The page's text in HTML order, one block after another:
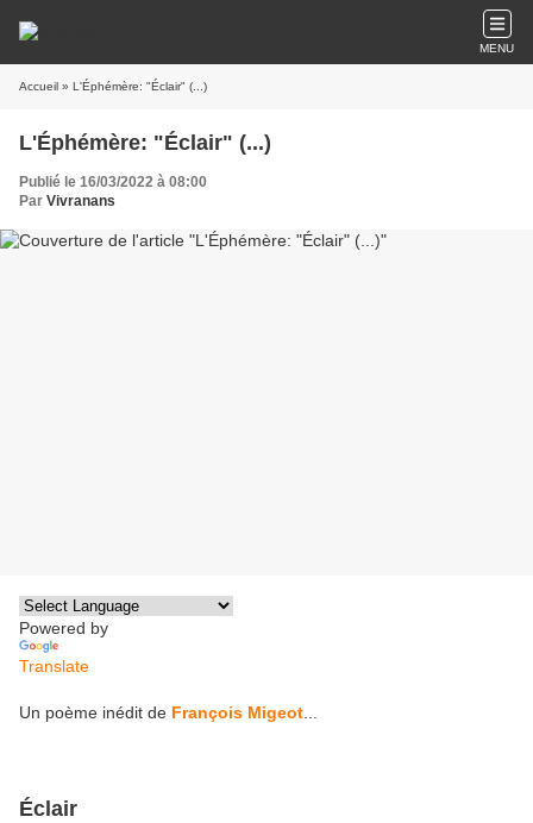
MENU
Accueil » L'Éphémère: "Éclair" (...)
L'Éphémère: "Éclair" (...)
Publié le 16/03/2022 à 08:00
Par Vivranans
Powered by
Translate
Un poème inédit de François Migeot
Éclair